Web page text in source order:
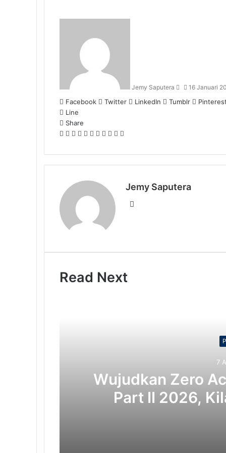
Jemy Saputera 16 Januari
Facebook Twitter LinkedIn Tumblr
Line
Share
Facebook
Twitter
LinkedIn
Pinterest
Reddit
Messenger
Messenger
WhatsApp
Telegram
Share
Email
Jemy Saputera
Website
Read Next
7
Wujudkan Zero
Part II 2026,